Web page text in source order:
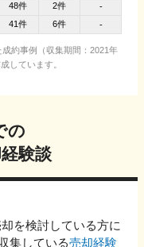
48件 2件
-
41件 6件 -
約事例（収集期間：2021年
しています。
の
験談
を検討している方に
集している売却経験